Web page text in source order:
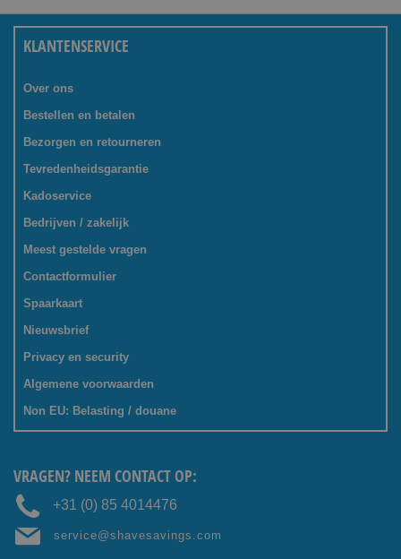
KLANTENSERVICE
Over ons
Bestellen en betalen
Bezorgen en retourneren
Tevredenheidsgarantie
Kadoservice
Bedrijven / zakelijk
Meest gestelde vragen
Contactformulier
Spaarkaart
Nieuwsbrief
Privacy en security
Algemene voorwaarden
Non EU: Belasting / douane
VRAGEN? NEEM CONTACT OP:
+31 (0) 85 4014476
service@shavesavings.com